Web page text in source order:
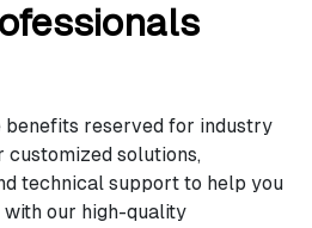
benefits reserved for industry
customized solutions,
technical support to help you
our high-quality